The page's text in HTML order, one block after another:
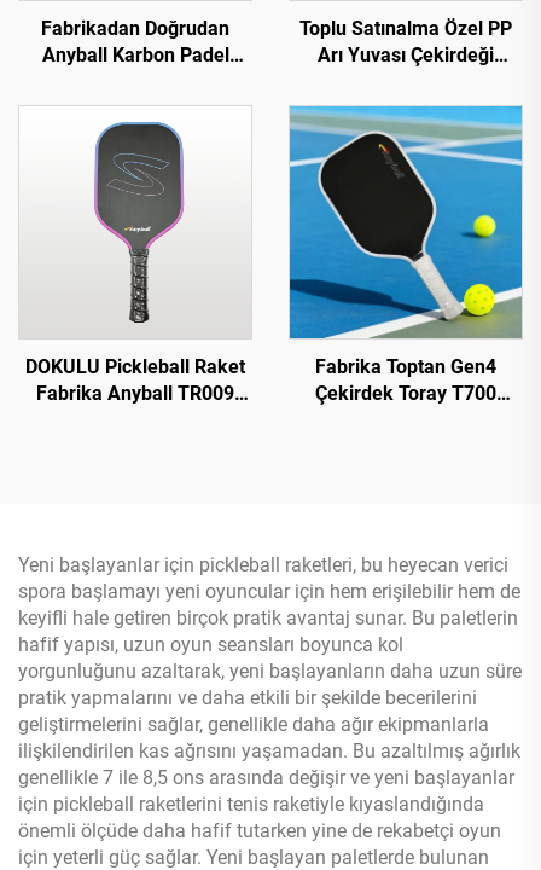
Fabrikadan Doğrudan
Anyball Karbon Padel
EVA Eğitici için Eğimli
Yüzeyli
Toplu Satınalma Özel PP
Arı Yuvası Çekirdeği
Lif 13mm Termoformlu
Pickleball Paddle
DOKULU Pickleball Raket
Fabrika Anyball TR009
Fabrika Toptan Gen4
Çekirdek Toray T700
Yeni başlayanlar için pickleball raketleri, bu heyecan verici
spora başlamayı yeni oyuncular için hem erişilebilir hem de
keyifli hale getiren birçok pratik avantaj sunar. Bu paletlerin
hafif yapısı, uzun oyun seansları boyunca kol
yorgunluğunu azaltarak, yeni başlayanların daha uzun süre
pratik yapmalarını ve daha etkili bir şekilde becerilerini
geliştirmelerini sağlar, genellikle daha ağır ekipmanlarla
ilişkilendirilen kas ağrısını yaşamadan. Bu azaltılmış ağırlık
genellikle 7 ile 8,5 ons arasında değişir ve yeni başlayanlar
için pickleball raketlerini tenis raketiyle kıyaslandığında
önemli ölçüde daha hafif tutarken yine de rekabetçi oyun
için yeterli güç sağlar. Yeni başlayan paletlerde bulunan